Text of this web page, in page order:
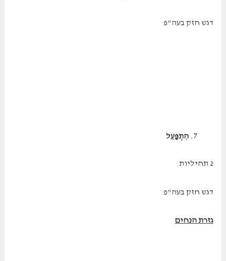
דגש חזק בעה"פ
הִתְפַּעֵל
2 תחיליות
דגש חזק בעה"פ
גזרת הנחים